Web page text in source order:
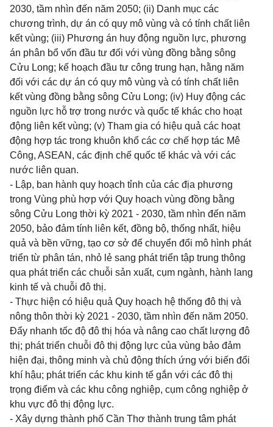
2030, tầm nhìn đến năm 2050; (ii) Danh mục các
chương trình, dự án có quy mô vùng và có tính chất liên
kết vùng; (iii) Phương án huy động nguồn lực, phương
án phân bổ vốn đầu tư đối với vùng đồng bằng sông
Cửu Long; kế hoạch đầu tư công trung hạn, hằng năm
đối với các dự án có quy mô vùng và có tính chất liên
kết vùng đồng bằng sông Cửu Long; (iv) Huy động các
nguồn lực hỗ trợ trong nước và quốc tế khác cho hoạt
động liên kết vùng; (v) Tham gia có hiệu quả các hoạt
động hợp tác trong khuôn khổ các cơ chế hợp tác Mê
Công, ASEAN, các định chế quốc tế khác và với các
nước liên quan.
- Lập, ban hành quy hoạch tỉnh của các địa phương
trong Vùng phù hợp với Quy hoạch vùng đồng bằng
sông Cửu Long thời kỳ 2021 - 2030, tầm nhìn đến năm
2050, bảo đảm tính liên kết, đồng bộ, thống nhất, hiệu
quả và bền vững, tạo cơ sở để chuyển đổi mô hình phát
triển từ phân tán, nhỏ lẻ sang phát triển tập trung thông
qua phát triển các chuỗi sản xuất, cụm ngành, hành lang
kinh tế và chuỗi đô thị.
- Thực hiện có hiệu quả Quy hoạch hệ thống đô thị và
nông thôn thời kỳ 2021 - 2030, tầm nhìn đến năm 2050.
Đẩy nhanh tốc độ đô thị hóa và nâng cao chất lượng đô
thị; phát triển chuỗi đô thị động lực của vùng bảo đảm
hiện đại, thông minh và chủ động thích ứng với biến đổi
khí hậu; phát triển các khu kinh tế gắn với các đô thị
trọng điểm và các khu công nghiệp, cụm công nghiệp ở
khu vực đô thị động lực.
- Xây dựng thành phố Cần Thơ thành trung tâm phát